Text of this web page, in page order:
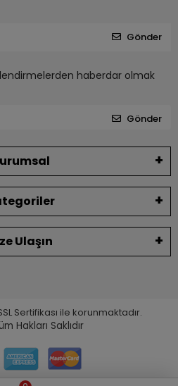
Gönder
haberdar olmak
Gönder
Ulaşın
Sertifikası ile korunmaktadır.
Hakları Saklıdır